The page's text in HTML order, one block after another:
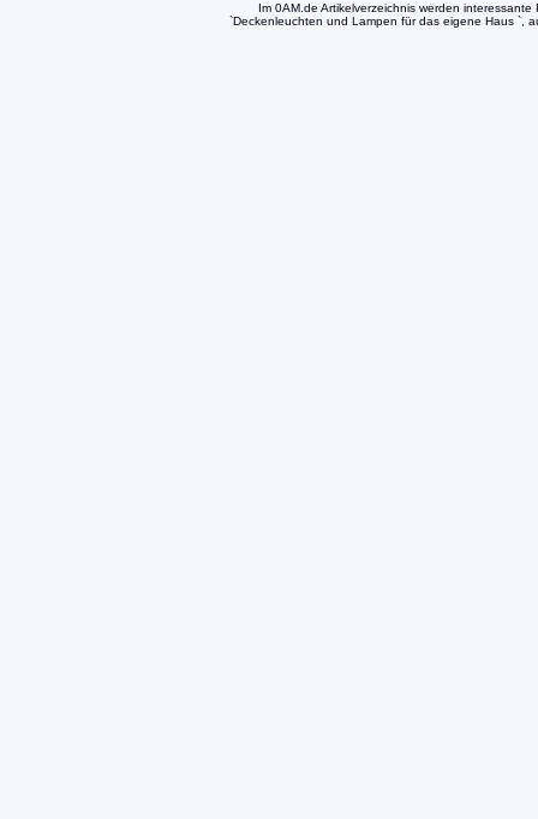
Im 0AM.de Artikelverzeichnis werden
`Deckenleuchten und Lampen für das eigene Haus `,